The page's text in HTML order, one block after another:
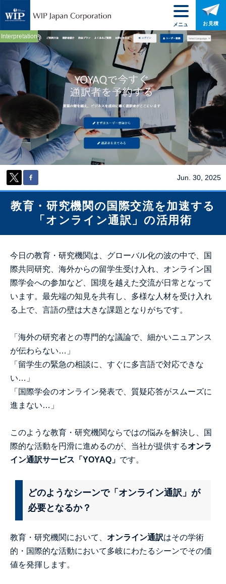
Interpretation
Jun. 30, 2025
教育・研究機関の国際交流を加速する
「オンライン通訳」の活用術
今日の教育・研究機関は、グローバル化の波の中で、国
際共同研究、海外からの留学生受け入れ、オンライン国
際学会への参加など、国境を越えた交流が日常となって
います。最先端の知見を共有し、多様な人材を受け入れ
る上で、言語の壁は大きな課題となりがちです。
「海外の研究者との専門的な議論で、細かいニュアンス
が伝わらない…」
「留学生の緊急の相談に、すぐに多言語で対応できな
い…」
「国際学会のオンライン発表で、質疑応答がスムーズに
進まない…」
このような教育・研究機関ならではの悩みを解決し、国
際的な活動を円滑に進めるのが、当社が提供するオンラ
イン通訳サービス「YOYAQ」 です。
どのようなシーンで「オンライン通訳」が
必要となるか？
教育・研究機関において、 オンライン通訳はその学術
的・国際的な活動において多岐にわたるシーンでその価
値を発揮します。
メニュ
ー
お見積